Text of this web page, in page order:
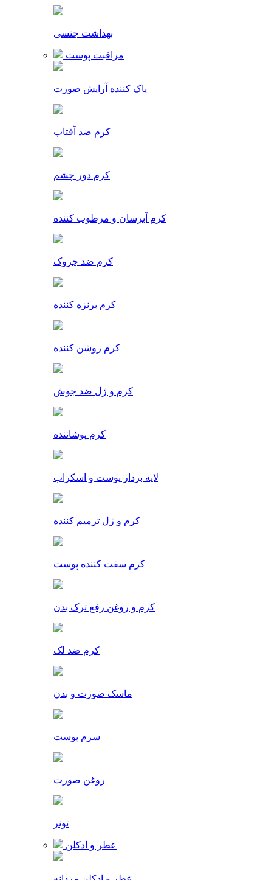
بهداشت جنسی
مراقبت پوست
پاک کننده آرایش صورت
کرم ضد آفتاب
کرم دور چشم
کرم آبرسان و مرطوب کننده
کرم ضد چروک
کرم برنزه کننده
کرم روشن کننده
کرم و ژل ضد جوش
کرم پوشاننده
لایه بردار پوست و اسکراب
کرم و ژل ترمیم کننده
کرم سفت کننده پوست
کرم و روغن رفع ترک بدن
کرم ضد لک
ماسک صورت و بدن
سرم پوست
روغن صورت
تونر
عطر و ادکلن